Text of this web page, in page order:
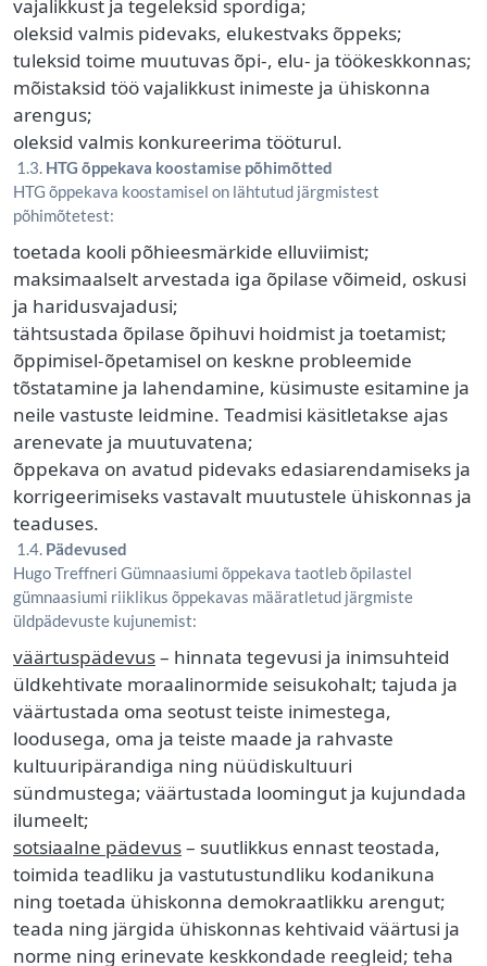
vajalikkust ja tegeleksid spordiga;
oleksid valmis pidevaks, elukestvaks õppeks;
tuleksid toime muutuvas õpi-, elu- ja töökeskkonnas;
mõistaksid töö vajalikkust inimeste ja ühiskonna
arengus;
oleksid valmis konkureerima tööturul.
1.3. HTG õppekava koostamise põhimõtted
HTG õppekava koostamisel on lähtutud järgmistest
põhimõtetest:
toetada kooli põhieesmärkide elluviimist;
maksimaalselt arvestada iga õpilase võimeid, oskusi
ja haridusvajadusi;
tähtsustada õpilase õpihuvi hoidmist ja toetamist;
õppimisel-õpetamisel on keskne probleemide
tõstatamine ja lahendamine, küsimuste esitamine ja
neile vastuste leidmine. Teadmisi käsitletakse ajas
arenevate ja muutuvatena;
õppekava on avatud pidevaks edasiarendamiseks ja
korrigeerimiseks vastavalt muutustele ühiskonnas ja
teaduses.
1.4. Pädevused
Hugo Treffneri Gümnaasiumi õppekava taotleb õpilastel
gümnaasiumi riiklikus õppekavas määratletud järgmiste
üldpädevuste kujunemist:
väärtuspädevus– hinnata tegevusi ja inimsuhteid
üldkehtivate moraalinormide seisukohalt; tajuda ja
väärtustada oma seotust teiste inimestega,
loodusega, oma ja teiste maade ja rahvaste
kultuuripärandiga ning nüüdiskultuuri
sündmustega; väärtustada loomingut ja kujundada
ilumeelt;
sotsiaalne pädevus– suutlikkus ennast teostada,
toimida teadliku ja vastutustundliku kodanikuna
ning toetada ühiskonna demokraatlikku arengut;
teada ning järgida ühiskonnas kehtivaid väärtusi ja
norme ning erinevate keskkondade reegleid; teha